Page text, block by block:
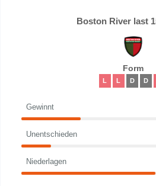
Boston River last
Form
L L D D
Gewinnt
Unentschieden
Niederlagen